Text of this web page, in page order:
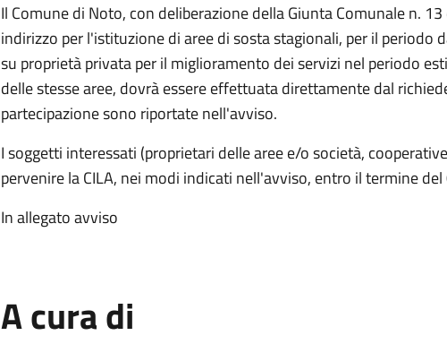
Il Comune di Noto, con deliberazione della Giunta Comunale n.
indirizzo per l'istituzione di aree di sosta stagionali, per il periodo
su proprietà privata per il miglioramento dei servizi nel periodo
delle stesse aree, dovrà essere effettuata direttamente dal
partecipazione sono riportate nell'avviso.
I soggetti interessati (proprietari delle aree e/o società,
pervenire la CILA, nei modi indicati nell'avviso, entro il termine
In allegato avviso
A cura di